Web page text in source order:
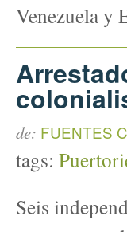
Venezuela y
de: FUENTES
tags:
Seis